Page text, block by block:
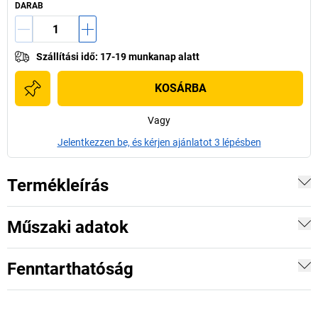
DARAB
Szállítási idő: 17-19 munkanap alatt
KOSÁRBA
Vagy
Jelentkezzen be, és kérjen ajánlatot 3 lépésben
Termékleírás
Műszaki adatok
Fenntarthatóság